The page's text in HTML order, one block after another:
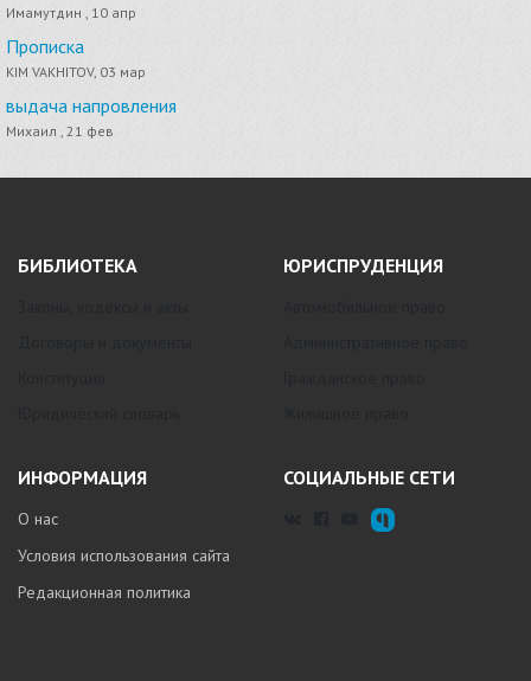
Имамутдин , 10 апр
Прописка
KIM VAKHITOV, 03 мар
выдача напровления
Михаил , 21 фев
БИБЛИОТЕКА ЮРИСПРУДЕНЦИЯ
ИНФОРМАЦИЯ
О нас
Условия использования сайта
Редакционная политика
СОЦИАЛЬНЫЕ СЕТИ